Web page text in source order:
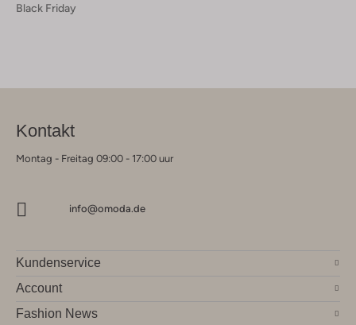
Black Friday
Kontakt
Montag - Freitag 09:00 - 17:00 uur
info@omoda.de
Kundenservice
Account
Fashion News